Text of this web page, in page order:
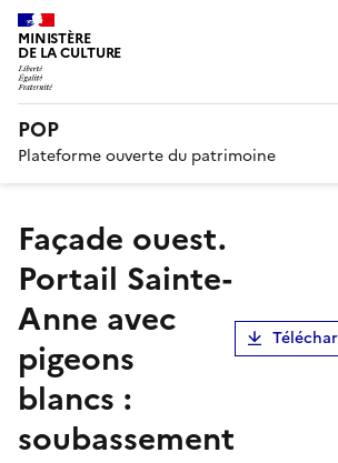
MINISTÈRE
DE LA CULTURE
POP
Plateforme ouverte du patrimoine
Façade ouest.
Portail Sainte-
Anne avec
pigeons
blancs :
soubassement